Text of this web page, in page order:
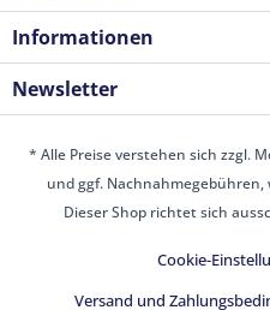
Informationen
Newsletter
* Alle Preise verstehen sich zzgl.
und ggf.
Dieser Shop richtet sich
Cookie-
Versand und